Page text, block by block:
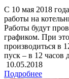
С 10 мая 2018
работы на
Работы будут
графиком. При
производиться в
пуск – в 12 часов
10.05.2018
Подробнее